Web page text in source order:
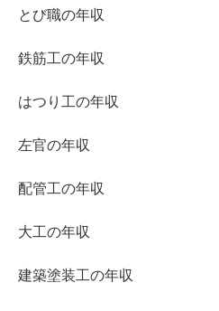
とび職の年収
鉄筋工の年収
はつり工の年収
左官の年収
配管工の年収
大工の年収
建築塗装工の年収